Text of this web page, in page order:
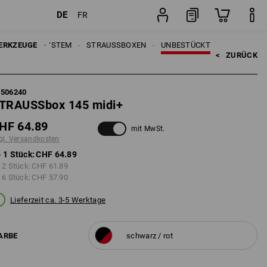
DE FR
UNBESTÜCKT
STRAUSSBOXEN
SYSTEM
< ZURÜCK
145 midi+
64.89
Versandkosten
mit MwSt.
1 Stück: CHF 64.89
2 Stück: CHF 61.89
6 Stück: CHF 57.90
Lieferzeit ca. 3-5 Werktage
schwarz / rot